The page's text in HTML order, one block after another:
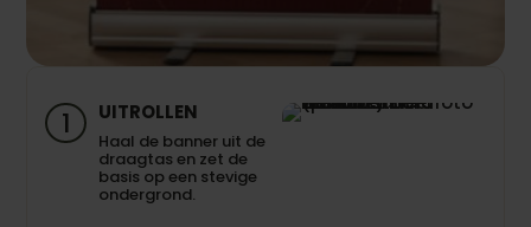
1 UITROLLEN
Haal de banner uit de
draagtas en zet de
basis op een stevige
ondergrond.